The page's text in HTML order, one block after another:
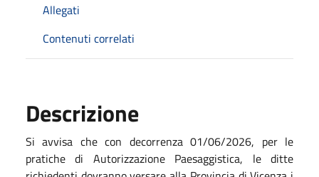
Allegati
Contenuti correlati
Descrizione
Si avvisa che con decorrenza 01/06/2026, per le
pratiche di Autorizzazione Paesaggistica, le ditte